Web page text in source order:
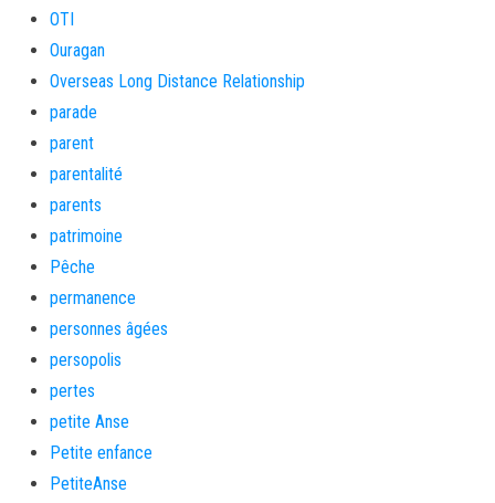
OTI
Ouragan
Overseas Long Distance Relationship
parade
parent
parentalité
parents
patrimoine
Pêche
permanence
personnes âgées
persopolis
pertes
petite Anse
Petite enfance
PetiteAnse